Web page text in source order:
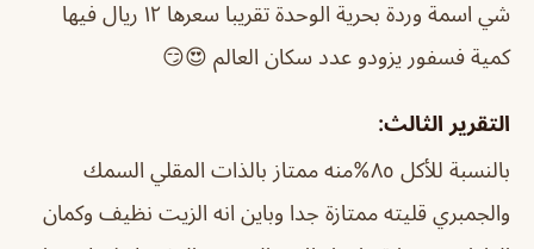
شي اسمة وردة بحرية الوحدة تقريبا سعرها ١٢ ريال فيها
كمية فسفور يزودو عدد سكان العالم 😍😏
التقرير الثالث:
بالنسبة للأكل ٨٥%منه ممتاز بالذات المقلي السمك
والجمبري قليته ممتازة جدا وباين انه الزيت نظيف وكمان